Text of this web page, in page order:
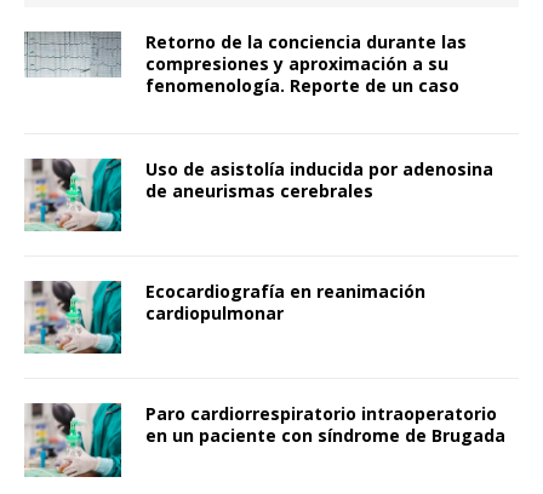
Retorno de la conciencia durante las
compresiones y aproximación a su
fenomenología. Reporte de un caso
Uso de asistolía inducida por adenosina
de aneurismas cerebrales
Ecocardiografía en reanimación
cardiopulmonar
Paro cardiorrespiratorio intraoperatorio
en un paciente con síndrome de Brugada